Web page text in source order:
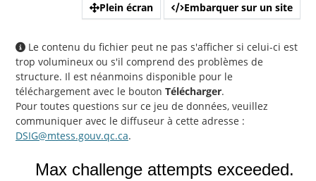
Plein écran Embarquer sur un site
Le contenu du fichier peut ne pas s'afficher si celui-ci est
trop volumineux ou s'il comprend des problèmes de
structure. Il est néanmoins disponible pour le
téléchargement avec le bouton Télécharger.
Pour toutes questions sur ce jeu de données, veuillez
communiquer avec le diffuseur à cette adresse :
DSIG@mtess.gouv.qc.ca.